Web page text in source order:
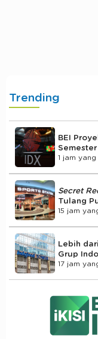
Trending
BEI
1 jam yang
Secret
Tulang
15 jam
Lebih
Grup
17 jam